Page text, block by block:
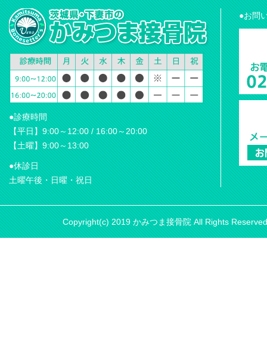
●診療時間
【平日】9:00～12:00 / 16:00～20:00
【土曜】9:00～13:00
●休診日
土曜午後・日曜・祝日
●お問
Copyright(c) 2019 かみつま接骨院 All Rights